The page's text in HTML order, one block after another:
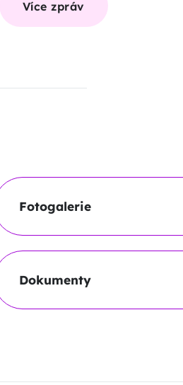
Více zpráv
Fotogalerie
Dokumenty